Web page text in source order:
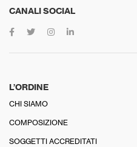
CANALI SOCIAL
L’ORDINE
CHI SIAMO
COMPOSIZIONE
SOGGETTI ACCREDITATI